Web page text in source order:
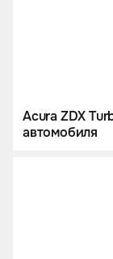
Acura ZDX
автомобиля